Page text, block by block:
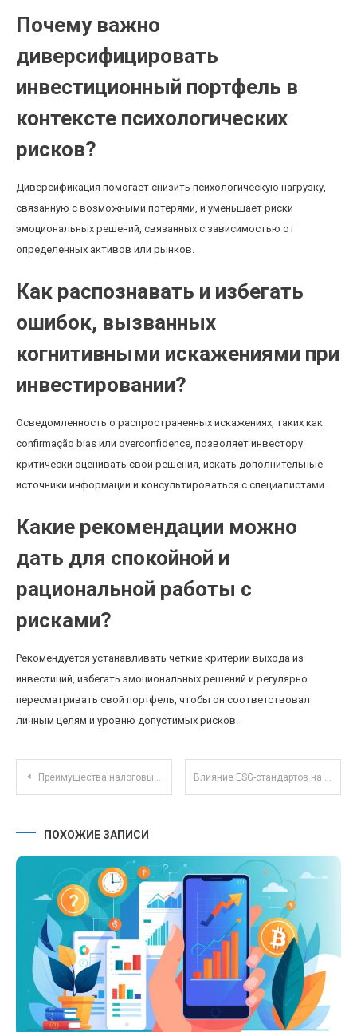
Почему важно
диверсифицировать
инвестиционный портфель в
контексте психологических
рисков?
Диверсификация помогает снизить психологическую нагрузку,
связанную с возможными потерями, и уменьшает риски
эмоциональных решений, связанных с зависимостью от
определенных активов или рынков.
Как распознавать и избегать
ошибок, вызванных
когнитивными искажениями при
инвестировании?
Осведомленность о распространенных искажениях, таких как
confirmação bias или overconfidence, позволяет инвестору
критически оценивать свои решения, искать дополнительные
источники информации и консультироваться с специалистами.
Какие рекомендации можно
дать для спокойной и
рациональной работы с
рисками?
Рекомендуется устанавливать четкие критерии выхода из
инвестиций, избегать эмоциональных решений и регулярно
пересматривать свой портфель, чтобы он соответствовал
личным целям и уровню допустимых рисков.
Навигация по записям
Преимущества налоговых льгот для стартапов в России 2024: что важно знать Влияние ESG-стандартов на формирование портфелей ПИФов и инвесторский интерес
ПОХОЖИЕ ЗАПИСИ